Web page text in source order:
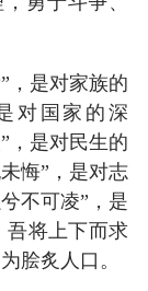
，是对家族的
对国家的深
，是对民生的
悔”，是对志
不可凌”，是
吾将上下而求
脍炙人口。